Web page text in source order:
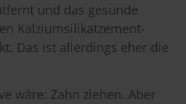
und das gesunde
Kalziumsilikatzement-
Das ist allerdings eher die
wäre: Zahn ziehen. Aber